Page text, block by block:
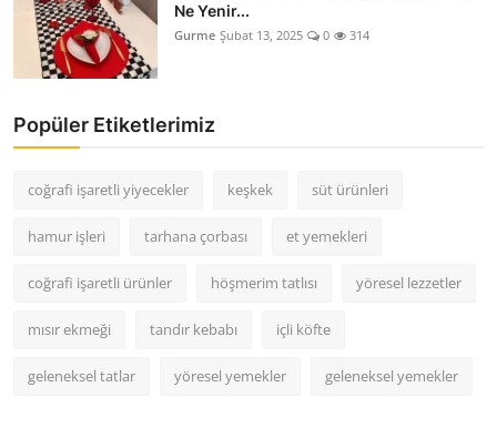
Ne Yenir...
Gurme Şubat 13, 2025 0 314
Popüler Etiketlerimiz
coğrafi işaretli yiyecekler keşkek süt ürünleri
hamur işleri tarhana çorbası et yemekleri
coğrafi işaretli ürünler höşmerim tatlısı yöresel lezzetler
mısır ekmeği tandır kebabı içli köfte
geleneksel tatlar yöresel yemekler geleneksel yemekler